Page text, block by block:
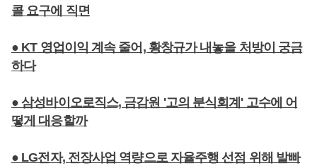
콜 요구에 직면
● KT 영업이익 계속 줄어, 황창규가 내놓을 처방이 궁금
하다
● 삼성바이오로직스, 금감원 '고의 분식회계' 고수에 어
떻게 대응할까
● LG전자, 전장사업 역량으로 자율주행 선점 위해 발빠